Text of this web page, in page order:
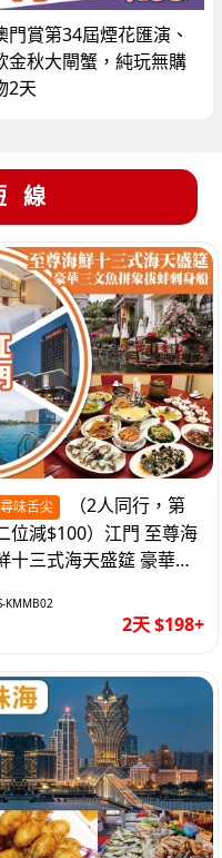
門賞第34屆煙花匯演、
金秋大閘蟹，純玩無購
2天
線
尋味舌尖
位減$100）江門 至尊海
十三式海天盛筵 豪華三
KMMB02
2天 $198+